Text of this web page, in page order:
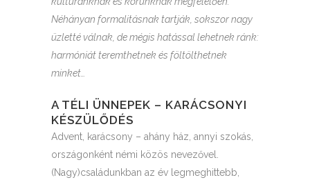
Néhányan formalitásnak tartják, sokszor nagy
üzletté válnak, de mégis hatással lehetnek ránk:
harmóniát teremthetnek és föltölthetnek
minket…
A TÉLI ÜNNEPEK – KARÁCSONYI
KÉSZÜLŐDÉS
Advent, karácsony – ahány ház, annyi szokás,
országonként némi közös nevezővel.
(Nagy)családunkban az év legmeghittebb,